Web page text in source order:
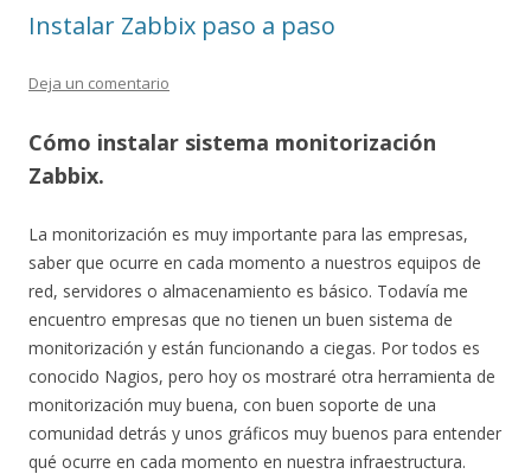
Instalar Zabbix paso a paso
Deja un comentario
Cómo instalar sistema monitorización
Zabbix.
La monitorización es muy importante para las empresas,
saber que ocurre en cada momento a nuestros equipos de
red, servidores o almacenamiento es básico. Todavía me
encuentro empresas que no tienen un buen sistema de
monitorización y están funcionando a ciegas. Por todos es
conocido Nagios, pero hoy os mostraré otra herramienta de
monitorización muy buena, con buen soporte de una
comunidad detrás y unos gráficos muy buenos para entender
qué ocurre en cada momento en nuestra infraestructura.